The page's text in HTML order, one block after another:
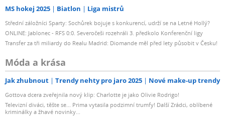
MS hokej 2025 Biatlon Liga mistrů
Střední záložníci Sparty: Sochůrek bojuje s konkurencí, udrží se na Letné Hollý?
ONLINE: Jablonec - RFS 0:0. Severočeši rozehráli 3. předkolo Konferenční ligy
Transfer za tři miliardy do Realu Madrid: Diomande měl před lety působit v Česku!
Móda a krása
Jak zhubnout Trendy nehty pro jaro 2025 Nové make-up trendy
Gottova dcera zveřejnila nový klip: Charlotte je jako Olivie Rodrigo!
Televizní diváci, těšte se... Prima vytasila podzimní trumfy! Další Zrádci, oblíbené
kriminálky a žhavé novinky...